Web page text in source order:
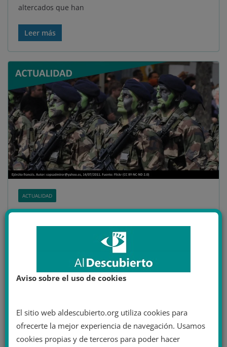
altercados que han
Leer más
ACTUALIDAD
28 abril 2021
Al Descubierto
actualidad,españa,islamofobia,Macron,militares,racismo,
Militares retirados en Francia
piden que Macron reaccione
‘islamistas’ y ‘hordas de las
periferias’
Aviso sobre el uso de cookies
El sitio web aldescubierto.org utiliza cookies para
ofrecerte la mejor experiencia de navegación. Usamos
cookies propias y de terceros para poder hacer